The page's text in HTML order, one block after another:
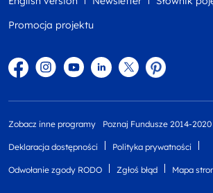
Promocja projektu
FacebookInstagram
YouTubeLinkedintwitterPinterest
Zobacz inne programy Poznaj Fundusze 2014-2020
Deklaracja dostępności Polityka prywatności
Odwołanie zgody RODO Zgłoś błąd Mapa